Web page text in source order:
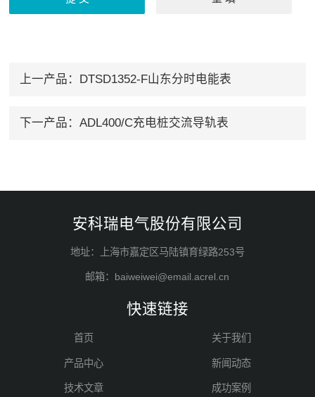
上一产品： DTSD1352-F山东分时电能表
下一产品： ADL400/C充电桩交流导轨表
安科瑞电气股份有限公司
地址：上海市嘉定区马陆镇育绿路253号
邮箱：baiweiwei@email.acrel.cn
快速链接
首页 关于我们
产品中心 新闻动态
技术文章 成功案例